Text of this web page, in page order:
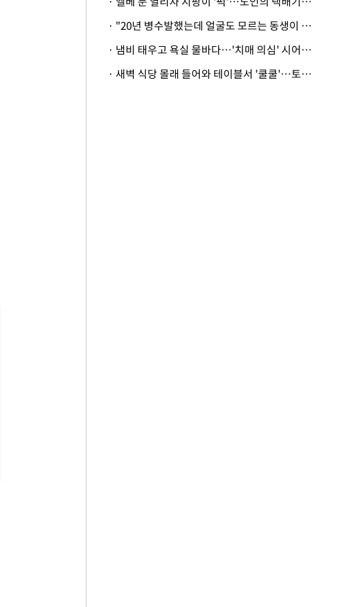
· "20년 병수발했는데 얼굴도 모르는 동생이 유산 절반을"…배다른 형제 상속권 있을까
· 냄비 태우고 욕실 물바다…'치매 의심' 시어머니 검사 권유했다가 '날벼락'
· 새벽 식당 몰래 들어와 테이블서 '쿨쿨'…토사물 남기고 사라진 남성